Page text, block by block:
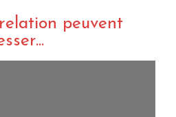
peuvent